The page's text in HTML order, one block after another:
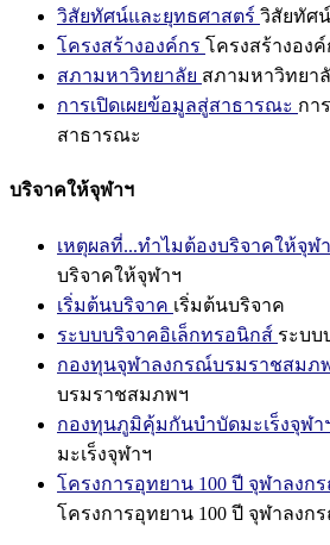
วิสัยทัศน์และยุทธศาสตร์ วิสัยทัศ
โครงสร้างองค์กร โครงสร้างองค์
สภามหาวิทยาลัย สภามหาวิทยา
การเปิดเผยข้อมูลสู่สาธารณะ กา
สาธารณะ
บริจาคให้จุฬาฯ
เหตุผลที่...ทำไมต้องบริจาคให้จุฬ
บริจาคให้จุฬาฯ
เริ่มต้นบริจาค เริ่มต้นบริจาค
ระบบบริจาคอิเล็กทรอนิกส์ ระบบ
กองทุนจุฬาลงกรณ์บรมราชสมภ
บรมราชสมภพฯ
กองทุนภูมิคุ้มกันบำบัดมะเร็งจุฬา
มะเร็งจุฬาฯ
โครงการอุทยาน 100 ปี จุฬาลงก
โครงการอุทยาน 100 ปี จุฬาลงก